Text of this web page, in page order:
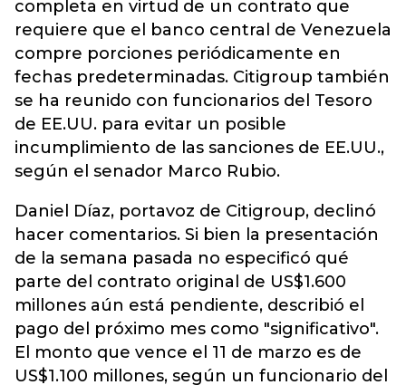
completa en virtud de un contrato que
requiere que el banco central de Venezuela
compre porciones periódicamente en
fechas predeterminadas. Citigroup también
se ha reunido con funcionarios del Tesoro
de EE.UU. para evitar un posible
incumplimiento de las sanciones de EE.UU.,
según el senador Marco Rubio.
Daniel Díaz, portavoz de Citigroup, declinó
hacer comentarios. Si bien la presentación
de la semana pasada no especificó qué
parte del contrato original de US$1.600
millones aún está pendiente, describió el
pago del próximo mes como "significativo".
El monto que vence el 11 de marzo es de
US$1.100 millones, según un funcionario del